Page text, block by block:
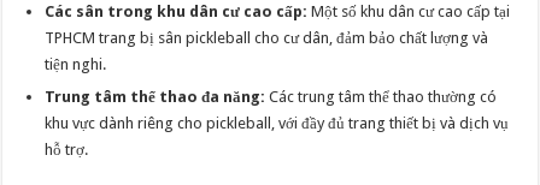
Các sân trong khu dân cư cao cấp: Một số khu dân cư cao cấp tại
TPHCM trang bị sân pickleball cho cư dân, đảm bảo chất lượng và
tiện nghi.
Trung tâm thể thao đa năng: Các trung tâm thể thao thường có
khu vực dành riêng cho pickleball, với đầy đủ trang thiết bị và dịch vụ
hỗ trợ.